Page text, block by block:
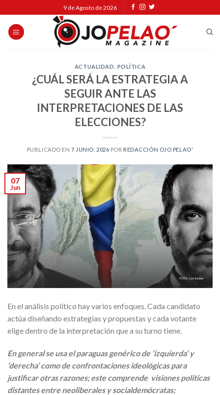
to
content
9 de Agosto de 2026
ACTUALIDAD POLÍTICA
¿CUÁL SERÁ LA ESTRATEGIA A
SEGUIR ANTE LAS
INTERPRETACIONES DE LAS
ELECCIONES?
PUBLICADO EN 7 JUNIO, 2026 POR REDACCIÓN OJO PELAO'
07
Jun
En el análisis político hay varios enfoques. Cada candidato
actúa diseñando estrategias y propuestas y cada votante
elige dentro de la interpretación que a su turno tiene.
En general se usa el paraguas genérico de ‘izquierda’ y
‘derecha’ como de confrontaciones ideológicas para
justificar otras razones; este comprende visiones políticas
distantes entre neoliberales y socialdemócratas;